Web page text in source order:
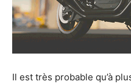
Il est très probable qu’à